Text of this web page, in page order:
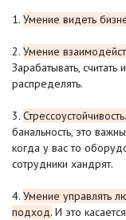
1. Умение видеть
2. Умение
Зарабатывать, считать
распределять.
3. Стрессоустойчивость.
банальность, это
когда у вас то
сотрудники хандрят.
4. Умение управлять
подход. И это